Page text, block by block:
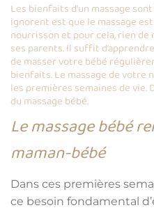
Les bienfaits d’un massage
ignorent est que le massage
nourrisson et pour cela, rien de
ses parents. Il suffit
de masser votre bébé
bienfaits. Le massage de
les premières semaines de
du massage bébé.
Le massage bébé
maman-bébé
Dans ces premières
ce besoin fondamental